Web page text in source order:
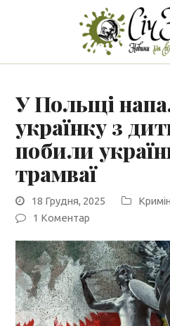
У Польщі
українку з
побили
трамваї
18 Грудня, 2025
1 Коментар